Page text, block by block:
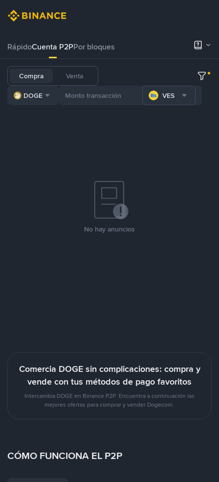
RápidoCuenta P2PPor bloques
Compra Venta
DOGE VES
No hay anuncios
Comercia DOGE sin complicaciones: compra y
vende con tus métodos de pago favoritos
Intercambia DOGE en Binance P2P. Encuentra a continuación las
mejores ofertas para comprar y vender Dogecoin.
CÓMO FUNCIONA EL P2P